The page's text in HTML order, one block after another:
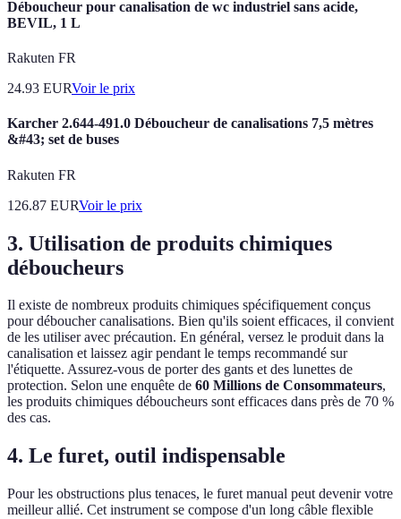
Déboucheur pour canalisation de wc industriel sans acide,
BEVIL, 1 L
Rakuten FR
24.93 EURVoir le prix
Karcher 2.644-491.0 Déboucheur de canalisations 7,5 mètres
&#43; set de buses
Rakuten FR
126.87 EURVoir le prix
3. Utilisation de produits chimiques
déboucheurs
Il existe de nombreux produits chimiques spécifiquement conçus
pour déboucher canalisations. Bien qu'ils soient efficaces, il convient
de les utiliser avec précaution. En général, versez le produit dans la
canalisation et laissez agir pendant le temps recommandé sur
l'étiquette. Assurez-vous de porter des gants et des lunettes de
protection. Selon une enquête de 60 Millions de Consommateurs,
les produits chimiques déboucheurs sont efficaces dans près de 70 %
des cas.
4. Le furet, outil indispensable
Pour les obstructions plus tenaces, le furet manual peut devenir votre
meilleur allié. Cet instrument se compose d'un long câble flexible